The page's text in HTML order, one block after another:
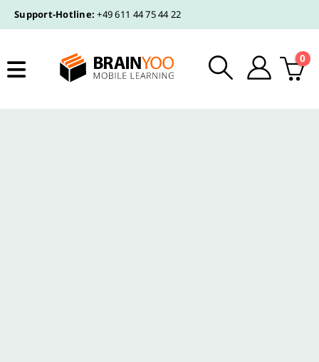
Support-Hotline: +49 611 44 75 44 22
0